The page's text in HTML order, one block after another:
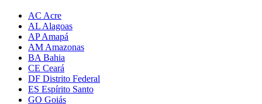
AC Acre
AL Alagoas
AP Amapá
AM Amazonas
BA Bahia
CE Ceará
DF Distrito Federal
ES Espírito Santo
GO Goiás